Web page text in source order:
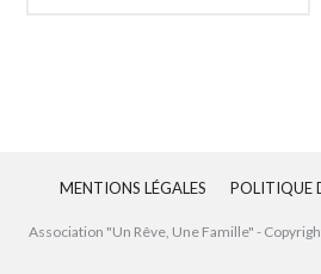
MENTIONS LÉGALES POLITIQUE
Association "Un Rêve, Une Famille" -